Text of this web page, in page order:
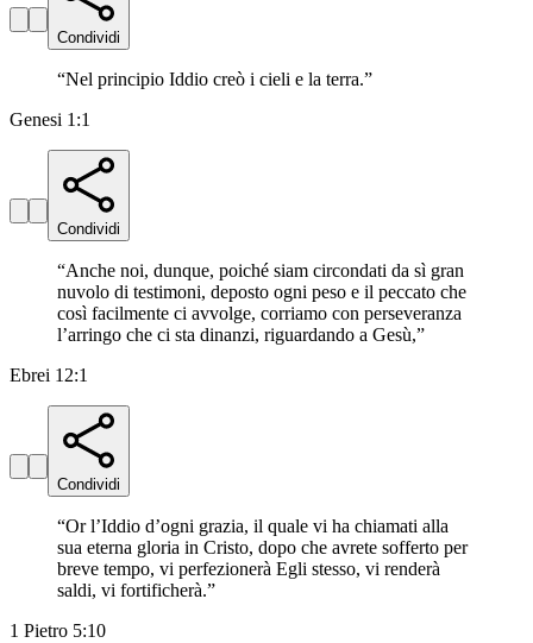
Condividi
“Nel principio Iddio creò i cieli e la terra.”
Genesi 1:1
Condividi
“Anche noi, dunque, poiché siam circondati da sì gran
nuvolo di testimoni, deposto ogni peso e il peccato che
così facilmente ci avvolge, corriamo con perseveranza
l’arringo che ci sta dinanzi, riguardando a Gesù,”
Ebrei 12:1
Condividi
“Or l’Iddio d’ogni grazia, il quale vi ha chiamati alla
sua eterna gloria in Cristo, dopo che avrete sofferto per
breve tempo, vi perfezionerà Egli stesso, vi renderà
saldi, vi fortificherà.”
1 Pietro 5:10